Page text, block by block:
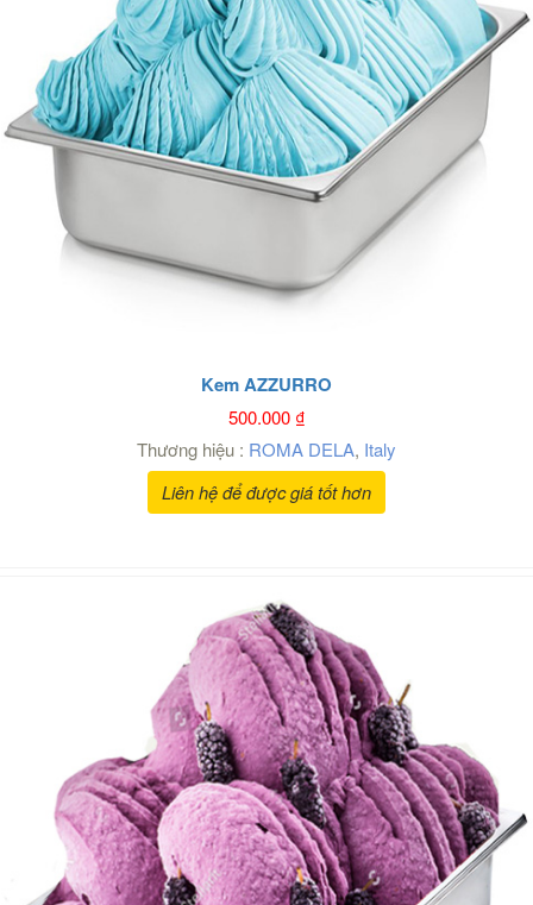
Kem AZZURRO
500.000₫
Thương hiệu : ROMA DELA, Italy
Liên hệ để được giá tốt hơn